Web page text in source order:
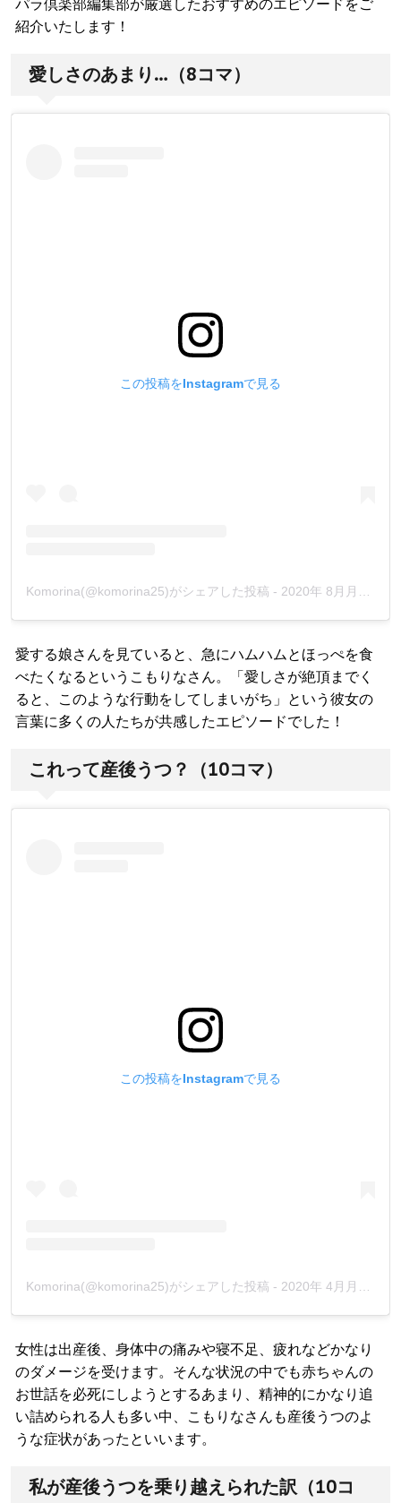
紹介いたします！
愛しさのあまり…（8コマ）
この投稿をInstagramで見る
Komorina(@komorina25)がシェアした投稿 - 2020年 8月月12日午前4時09分PDT
愛する娘さんを見ていると、急にハムハムとほっぺを食
べたくなるというこもりなさん。「愛しさが絶頂までく
ると、このような行動をしてしまいがち」という彼女の
言葉に多くの人たちが共感したエピソードでした！
これって産後うつ？（10コマ）
この投稿をInstagramで見る
Komorina(@komorina25)がシェアした投稿 - 2020年 4月月30日午後4時25分PDT
女性は出産後、身体中の痛みや寝不足、疲れなどかなり
のダメージを受けます。そんな状況の中でも赤ちゃんの
お世話を必死にしようとするあまり、精神的にかなり追
い詰められる人も多い中、こもりなさんも産後うつのよ
うな症状があったといいます。
私が産後うつを乗り越えられた訳（10コ